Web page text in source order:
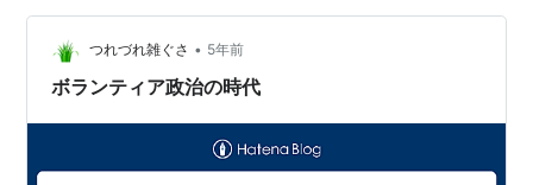
つれづれ雑ぐさ • 5年前
ボランティア政治の時代